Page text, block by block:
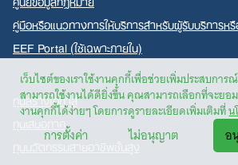
เว็บไซต์ของเราใช้งานคุกกี้เพื่อช่วยเพิ่มประสบการ
สามารถใช้งานได้ดียิ่งขึ้น คุณสามารถเลือกที่จะยอ
งานคุกกี้ได้ง่ายๆ โดยการดูรายละเอียดเพิ่มเติมที่
การตั้งค่า ไม่อนุญาต อ
คู่มือหรือแนวทางการให้บริการสำหรับผู้รับบริการ
EEF Portal (ใช้เฉพาะภายใน)
ทุนสร้างโอกาส
ทุนเสมอภาค
ทุนนวัตกรรมสายอาชีพชั้นสูง